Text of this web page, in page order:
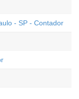
- SP - Contador